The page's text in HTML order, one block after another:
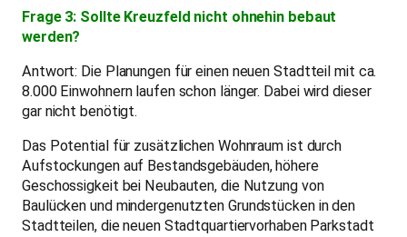
Frage 3: Sollte Kreuzfeld nicht ohnehin bebaut
werden?
Antwort: Die Planungen für einen neuen Stadtteil mit ca.
8.000 Einwohnern laufen schon länger. Dabei wird dieser
gar nicht benötigt.
Das Potential für zusätzlichen Wohnraum ist durch
Aufstockungen auf Bestandsgebäuden, höhere
Geschossigkeit bei Neubauten, die Nutzung von
Baulücken und mindergenutzten Grundstücken in den
Stadtteilen, die neuen Stadtquartiervorhaben Parkstadt